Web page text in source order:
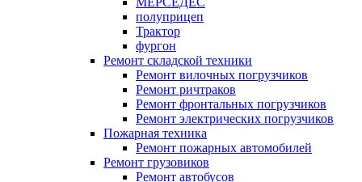
полуприцеп
Трактор
фургон
Ремонт складской техники
Ремонт вилочных погрузчиков
Ремонт ричтраков
Ремонт фронтальных погрузчиков
Ремонт электрических погрузчиков
Пожарная техника
Ремонт пожарных автомобилей
Ремонт грузовиков
Ремонт автобусов